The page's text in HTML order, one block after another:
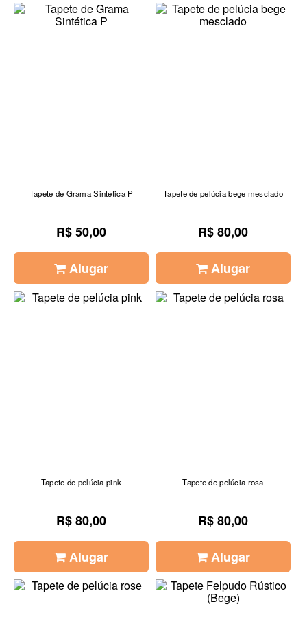
Tapete de Grama Sintética P
R$ 50,00
Alugar
Tapete de pelúcia bege mesclado
R$ 80,00
Alugar
Tapete de pelúcia pink
R$ 80,00
Alugar
Tapete de pelúcia rosa
R$ 80,00
Alugar